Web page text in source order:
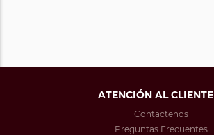
ATENCIÓN AL CLIENTE
Contáctenos
Preguntas Frecuentes